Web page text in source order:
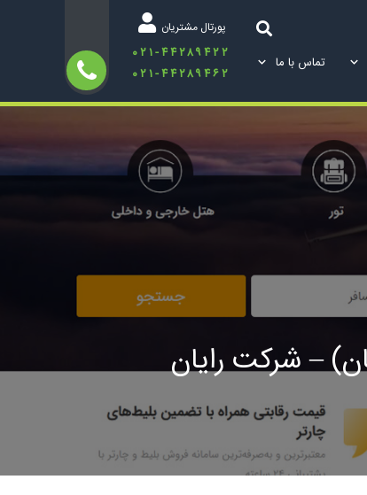
پورتال مشتریان
۰۲۱-۴۴۲۸۹۴۲۲
۰۲۱-۴۴۲۸۹۴۶۲
تماس با ما
– شرکت رایان